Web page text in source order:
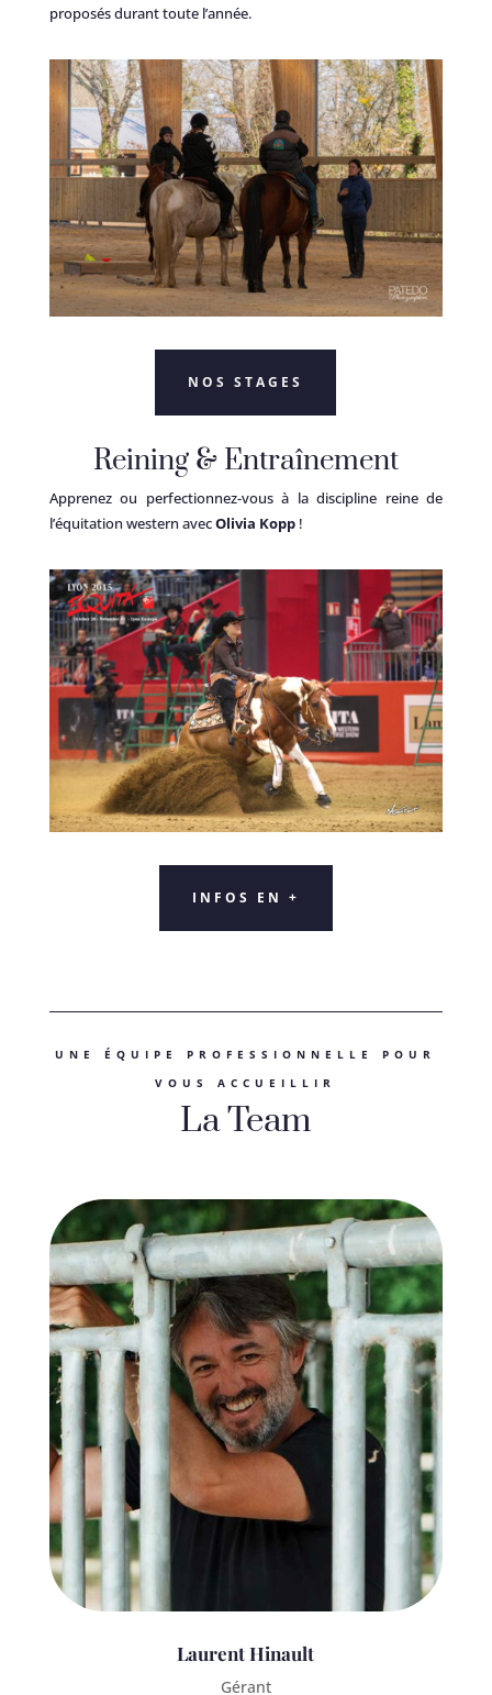
proposés durant toute l’année.
NOS STAGES
Reining & Entraînement
Apprenez ou perfectionnez-vous à la discipline reine de
l’équitation western avecOlivia Kopp!
INFOS EN +
UNE ÉQUIPE PROFESSIONNELLE POUR
VOUS ACCUEILLIR
La Team
Laurent Hinault
Gérant